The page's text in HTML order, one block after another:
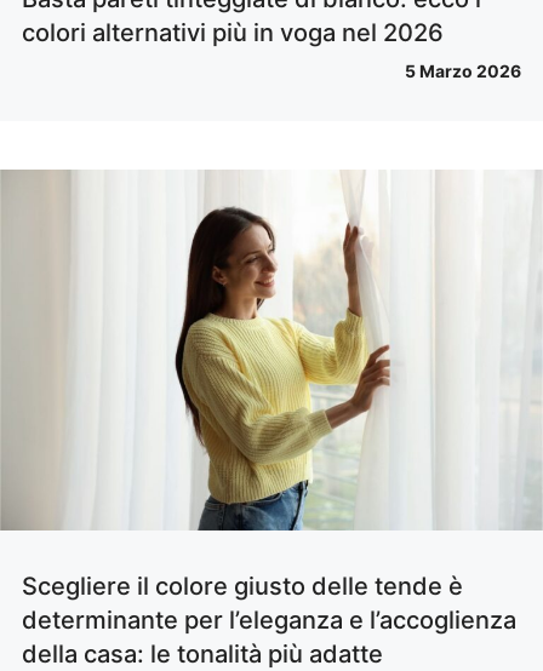
colori alternativi più in voga nel 2026
5 Marzo 2026
Scegliere il colore giusto delle tende è
determinante per l’eleganza e l’accoglienza
della casa: le tonalità più adatte